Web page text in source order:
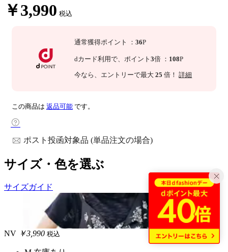
￥3,990 税込
通常獲得ポイント ：36P
dカード利用で、 ポイント3倍 ： 108P
今なら 、エントリーで最大 25 倍！詳細
この商品は 返品可能 です。
ポスト投函対象品 (単品注文の場合)
サイズ・色を選ぶ
サイズガイド
NV ￥3,990 税込